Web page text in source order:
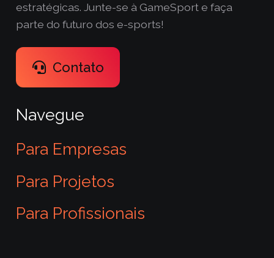
estratégicas. Junte-se à GameSport e faça
parte do futuro dos e-sports!
Contato
Navegue
Para Empresas
Para Projetos
Para Profissionais